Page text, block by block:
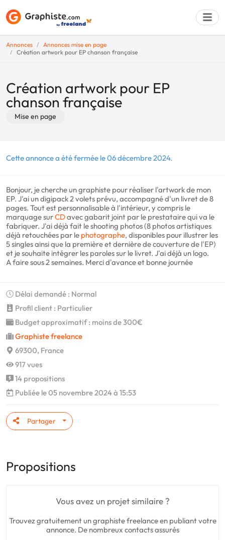
Annonces
Annonces mise en page
Création artwork pour EP chanson française
Création artwork pour EP
chanson française
Mise en page
Cette annonce a été fermée le 06 décembre 2024.
Bonjour, je cherche un graphiste pour réaliser l'artwork de mon
EP. J'ai un digipack 2 volets prévu, accompagné d'un livret de 8
pages. Tout est personnalisable à l'intérieur, y compris le
marquage surCDavec gabarit joint par le prestataire qui va le
fabriquer. J'ai déjà fait le shooting photos (8 photos artistiques
déjà retouchées par le photographe, disponibles pour illustrer les
5 singles ainsi que la première et dernière de couverture de l'EP)
et je souhaite intégrer les paroles sur le livret. J'ai déjà un logo.
A faire sous 2 semaines. Merci d'avance et bonne journée
Délai demandé : Normal
Profil client : Particulier
Budget approximatif : moins de 300€
Graphiste freelance
69300, France
917 vues
14 propositions
Publiée le 05 novembre 2024 à 15:53
Partager
Propositions
Vous avez un projet similaire ?
Trouvez gratuitement un graphiste freelance en publiant votre
annonce. De nombreux contacts assurés